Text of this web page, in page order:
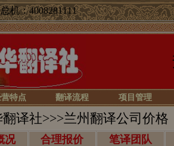
机：4008281111
特点 翻译流程 项目管理
译社>>>兰州翻译公司价格
况 合理报价 笔译团队